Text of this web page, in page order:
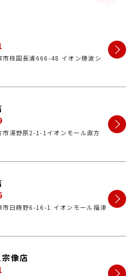
枝国長浦666-48 イオン穂波シ
湯野原2-1-1イオンモール直方
日蒔野6-16-1 イオンモール福津
像店